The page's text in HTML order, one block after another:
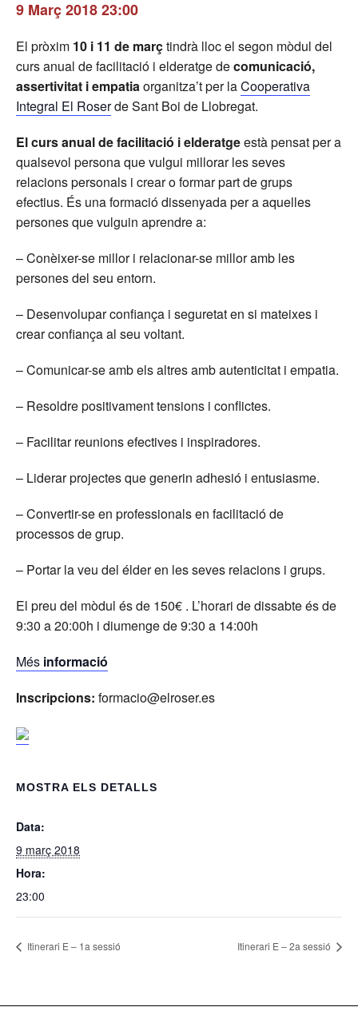
9 Març 2018 23:00
El pròxim 10 i 11 de marçtindrà lloc el segon mòdul del
curs anual de facilitació i elderatge decomunicació,
assertivitat i empatiaorganitza’t per laCooperativa
Integral El Roserde Sant Boi de Llobregat.
El curs anual de facilitació i elderatgeestà pensat per a
qualsevol persona que vulgui millorar les seves
relacions personals i crear o formar part de grups
efectius. És una formació dissenyada per a aquelles
persones que vulguin aprendre a:
– Conèixer-se millor i relacionar-se millor amb les
persones del seu entorn.
– Desenvolupar confiança i seguretat en si mateixes i
crear confiança al seu voltant.
– Comunicar-se amb els altres amb autenticitat i empatia.
– Resoldre positivament tensions i conflictes.
– Facilitar reunions efectives i inspiradores.
– Liderar projectes que generin adhesió i entusiasme.
– Convertir-se en professionals en facilitació de
processos de grup.
– Portar la veu del élder en les seves relacions i grups.
El preu del mòdul és de 150€ . L’horari de dissabte és de
9:30 a 20:00h i diumenge de 9:30 a 14:00h
Més informació
Inscripcions: formacio@elroser.es
MOSTRA ELS DETALLS
Data:
9 març 2018
Hora:
23:00
Itinerari E – 1a sessió Itinerari E – 2a sessió